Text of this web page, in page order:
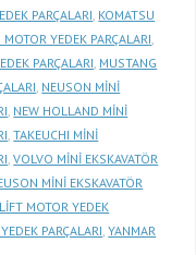
PARÇALARI KOMATSU
YEDEK PARÇALARI
PARÇALARI MUSTANG
NEUSON MİNİ
NEW HOLLAND MİNİ
,TAKEUCHI MİNİ
,VOLVO MİNİ EKSKAVATÖR
MİNİ EKSKAVATÖR
MOTOR YEDEK
PARÇALARI ,YANMAR